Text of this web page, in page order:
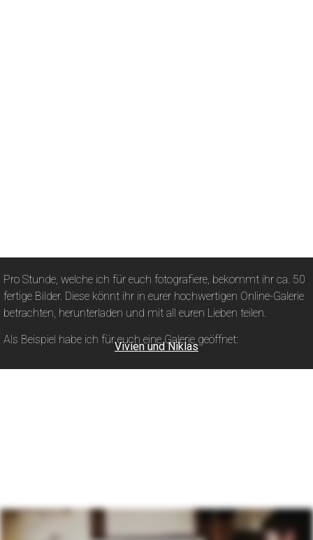
Pro Stunde, welche ich für euch fotografiere, bekommt ihr ca. 50
fertige Bilder. Diese könnt ihr in eurer hochwertigen Online-Galerie
betrachten, herunterladen und mit all euren Lieben teilen.
Als Beispiel habe ich für euch eine Galerie geöffnet:
Vivien und Niklas